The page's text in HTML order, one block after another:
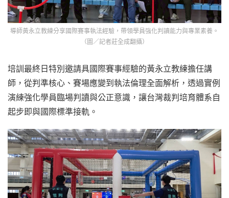
導師黃永立教練分享國際賽事執法經驗，帶領學員強化判讀能力與專業素養。
（圖／記者莊全成翻攝）
培訓最終日特別邀請具國際賽事經驗的黃永立教練擔任講
師，從判準核心、賽場應變到執法倫理全面解析，透過實例
演練強化學員臨場判讀與公正意識，讓台灣裁判培育體系自
起步即與國際標準接軌。